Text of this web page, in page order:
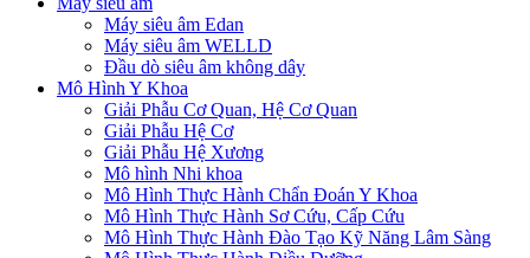
Máy siêu âm Edan
Máy siêu âm WELLD
Đầu dò siêu âm không dây
Mô Hình Y Khoa
Giải Phẫu Cơ Quan, Hệ Cơ Quan
Giải Phẫu Hệ Cơ
Giải Phẫu Hệ Xương
Mô hình Nhi khoa
Mô Hình Thực Hành Chẩn Đoán Y Khoa
Mô Hình Thực Hành Sơ Cứu, Cấp Cứu
Mô Hình Thực Hành Đào Tạo Kỹ Năng Lâm Sàng